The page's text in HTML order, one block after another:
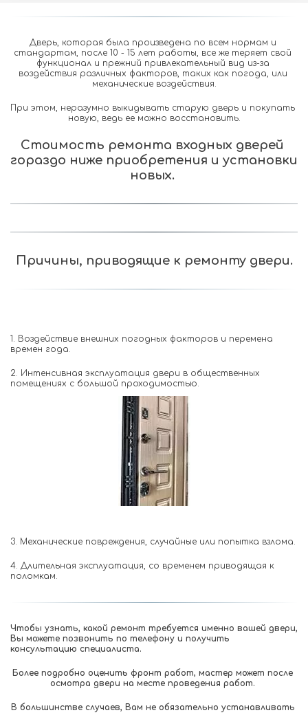
Дверь, которая была произведена по всем нормам и
стандартам, после 10 - 15 лет работы, все же теряет свой
функционал и прежний привлекательный вид из-за
воздействия различных факторов, таких как погода, или
механические воздействия.
При этом, неразумно выкидывать старую дверь и покупать
новую, ведь ее можно восстановить.
Стоимость ремонта входных дверей
гораздо ниже приобретения и установки
новых.
Причины, приводящие к ремонту двери.
1. Воздействие внешних погодных факторов и перемена
времен года.
2. Интенсивная эксплуатация двери в общественных
помещениях с большой проходимостью.
3. Механические повреждения, случайные или попытка взлома.
4. Длительная эксплуатация, со временем приводящая к
поломкам.
Чтобы узнать, какой ремонт требуется именно вашей двери,
Вы можете позвонить по телефону и получить
консультацию специалиста.
Более подробно оценить фронт работ, мастер может после
осмотра двери на месте проведения работ.
В большинстве случаев, Вам не обязательно устанавливать